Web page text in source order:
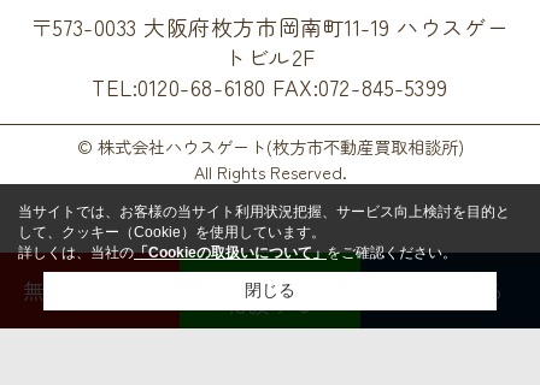
〒573-0033 大阪府枚方市岡南町11-19 ハウスゲー
トビル2F
TEL:0120-68-6180 FAX:072-845-5399
© 株式会社ハウスゲート(枚方市不動産買取相談所)
All Rights Reserved.
無料査定する
LINEで
相談する
電話する
当サイトでは、お客様の当サイト利用状況把握、サービス向上検討を目的と
して、クッキー（Cookie）を使用しています。
詳しくは、当社の「Cookieの取扱いについて」をご確認ください。
閉じる